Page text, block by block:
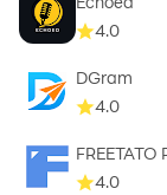
способом.
просто
поможет вам
всех с вашей
4.0
DGram
4.0
4.0